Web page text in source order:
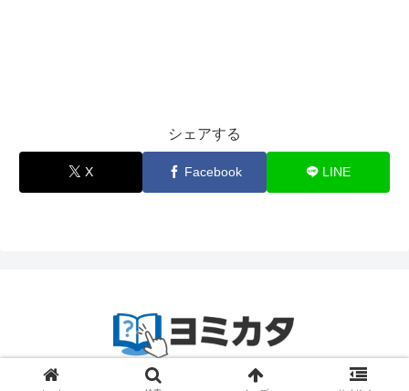
シェアする
X Facebook LINE
© 2023-2024 zetta segment Inc